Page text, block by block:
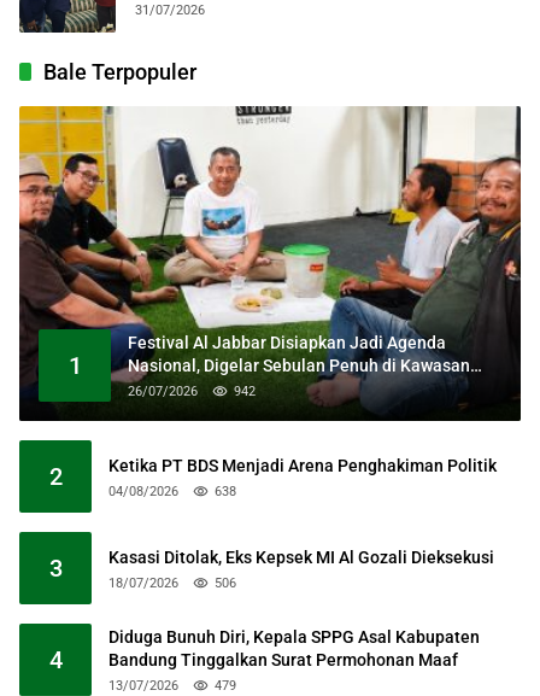
31/07/2026
Bale Terpopuler
1
Festival Al Jabbar Disiapkan Jadi Agenda
Nasional, Digelar Sebulan Penuh di Kawasan
Masjid Raya Al Jabbar
26/07/2026 942
2 Ketika PT BDS Menjadi Arena Penghakiman Politik
04/08/2026 638
3 Kasasi Ditolak, Eks Kepsek MI Al Gozali Dieksekusi
18/07/2026 506
4
Diduga Bunuh Diri, Kepala SPPG Asal Kabupaten
Bandung Tinggalkan Surat Permohonan Maaf
13/07/2026 479